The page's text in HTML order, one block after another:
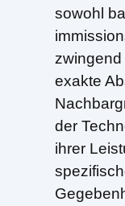
sowohl
exakte
der
ihrer